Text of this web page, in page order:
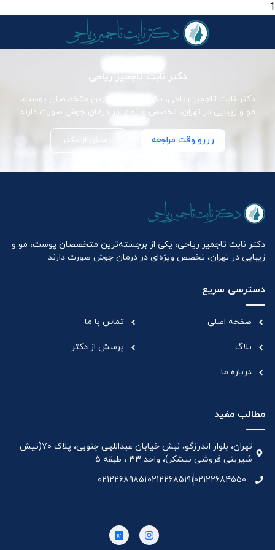
1
دکتر نابت تاجمیر ریاحی
دکتر نابت تاجمیر ریاحی، یکی از برجسته‌ترین متخصصان پوست،
مو و زیبایی در تهران، تخصص ویژه‌ای در درمان جوش صورت دارند
رزرو وقت مراجعه پرسش از دکتر
دکتر نابت تاجمیر ریاحی، یکی از برجسته‌ترین متخصصان پوست، مو و
زیبایی در تهران، تخصص ویژه‌ای در درمان جوش صورت دارند
دسترسی سریع
صفحه اصلی
بلاگ
درباره ما
تماس با ما
پرسش از دکتر
مطالب مفید
تهران، بلوار اندرزگو، نبش خیابان عبداللهی جنوبی، پلاک ۷۰(نیش
شیرینی فروشی نیشکر)، واحد ۳۳ ، طبقه ۵
۰۲۱۲۲۶۸۴۵۵۰۰۲۱۲۲۶۸۵۱۹۱۰۲۱۲۲۶۸۹۸۵۱